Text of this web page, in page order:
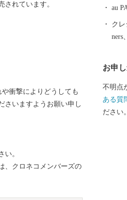
れています。
衝撃によりどうしても
さいますようお願い申し
い。
、クロネコメンバーズの
を通
運んでみてくだ
名市か
問合
au
ク
ners
お申
不明点
ある質
ださい。